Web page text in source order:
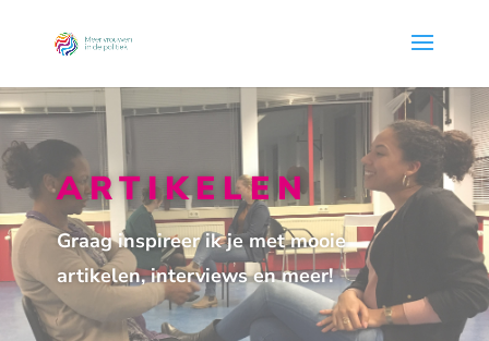
ARTIKELEN
Graag inspireer ik je met mooie
artikelen, interviews en meer!